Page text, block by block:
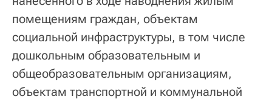
помещениям граждан, объектам
социальной инфраструктуры, в том числе
дошкольным образовательным и
общеобразовательным организациям,
объектам транспортной и коммунальной